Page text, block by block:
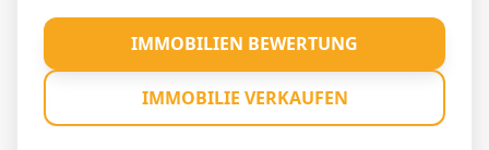
IMMOBILIEN BEWERTUNG
IMMOBILIE VERKAUFEN